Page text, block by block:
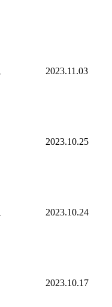
2023.11.03
2023.10.25
2023.10.24
2023.10.17